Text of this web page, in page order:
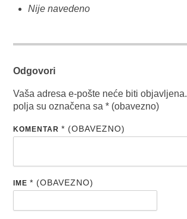
Nije navedeno
Odgovori
Vaša adresa e-pošte neće biti objavljena.
polja su označena sa* (obavezno)
KOMENTAR* (OBAVEZNO)
IME* (OBAVEZNO)